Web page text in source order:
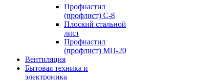
Профнастил
(профлист) С-8
Плоский стальной
лист
Профнастил
(профлист) МП-20
Вентиляция
Бытовая техника и
электроника